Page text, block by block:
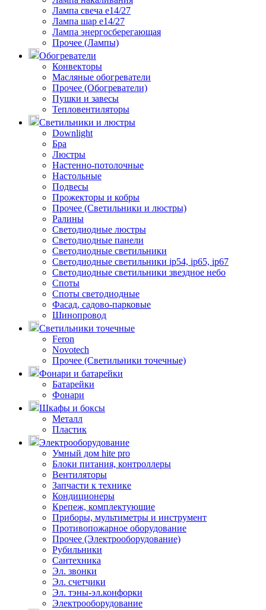
Лампа свеча е14/27
Лампа шар е14/27
Лампа энергосберегающая
Прочее (Лампы)
Обогреватели
Конвекторы
Масляные обогреватели
Прочее (Обогреватели)
Пушки и завесы
Тепловентиляторы
Светильники и люстры
Downlight
Бра
Люстры
Настенно-потолочные
Настольные
Подвесы
Прожекторы и кобры
Прочее (Светильники и люстры)
Ралины
Светодиодные люстры
Светодиодные панели
Светодиодные светильники
Светодиодные светильники ip54, ip65, ip67
Светодиодные светильники звездное небо
Споты
Споты светодиодные
Фасад, садово-парковые
Шинопровод
Светильники точечные
Feron
Novotech
Прочее (Светильники точечные)
Фонари и батарейки
Батарейки
Фонари
Шкафы и боксы
Металл
Пластик
Электрооборудование
Умный дом hite pro
Блоки питания, контроллеры
Вентиляторы
Запчасти к технике
Кондиционеры
Крепеж, комплектующие
Приборы, мультиметры и инструмент
Противопожарное оборудование
Прочее (Электрооборудование)
Рубильники
Сантехника
Эл. звонки
Эл. счетчики
Эл. тэны-эл.конфорки
Электрооборудование